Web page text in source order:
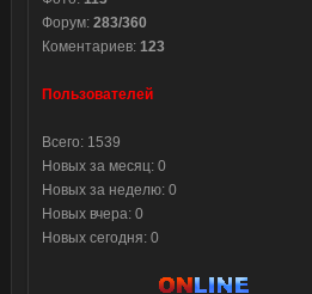
Форум: 283/360
Коментариев: 123
Пользователей
Всего: 1539
Новых за месяц: 0
Новых за неделю: 0
Новых вчера: 0
Новых сегодня: 0